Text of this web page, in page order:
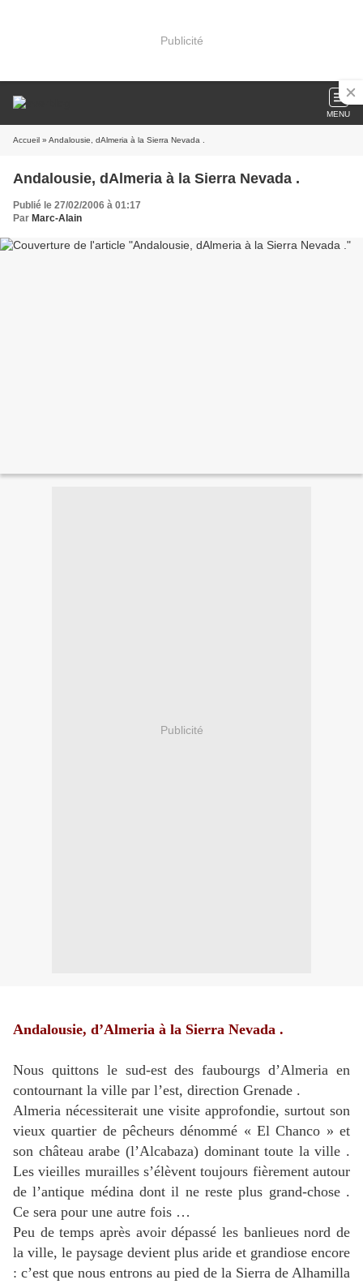
Publicité
MENU
Accueil » Andalousie, dAlmeria à la Sierra Nevada .
Andalousie, dAlmeria à la Sierra Nevada .
Publié le 27/02/2006 à 01:17
Par Marc-Alain
Publicité
Andalousie, d’Almeria à la Sierra Nevada .
Nous quittons le sud-est des faubourgs d’Almeria en
contournant la ville par l’est, direction Grenade .
Almeria nécessiterait une visite approfondie, surtout son
vieux quartier de pêcheurs dénommé « El Chanco » et
son château arabe (l’Alcabaza) dominant toute la ville .
Les vieilles murailles s’élèvent toujours fièrement autour
de l’antique médina dont il ne reste plus grand-chose .
Ce sera pour une autre fois …
Peu de temps après avoir dépassé les banlieues nord de
la ville, le paysage devient plus aride et grandiose encore
: c’est que nous entrons au pied de la Sierra de Alhamilla